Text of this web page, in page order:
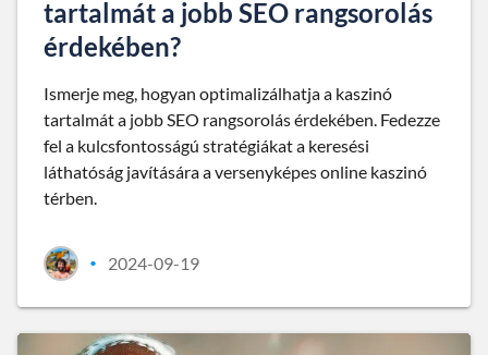
tartalmát a jobb SEO rangsorolás
érdekében?
Ismerje meg, hogyan optimalizálhatja a kaszinó
tartalmát a jobb SEO rangsorolás érdekében. Fedezze
fel a kulcsfontosságú stratégiákat a keresési
láthatóság javítására a versenyképes online kaszinó
térben.
• 2024-09-19